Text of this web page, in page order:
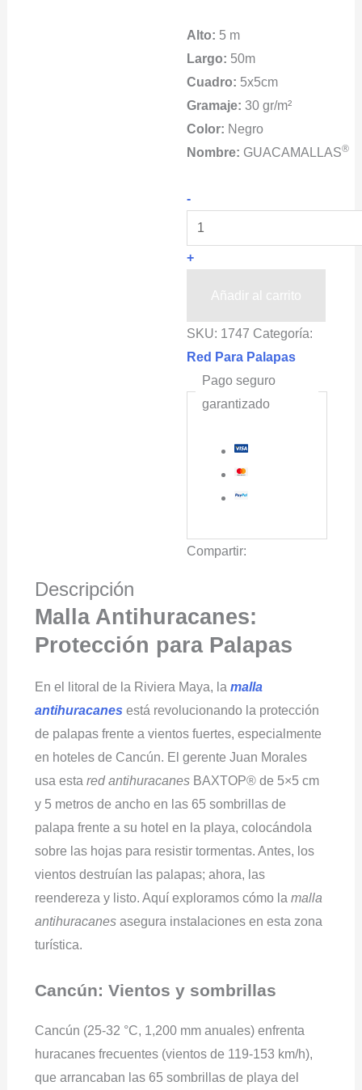
Alto: 5 m
Largo: 50m
Cuadro: 5x5cm
Gramaje: 30 gr/m²
Color: Negro
Nombre: GUACAMALLAS®
-BAXTOP®
Malla
Antihuracanes
5x50m
5x5cm
+
Añadir al carrito
SKU: 1747 Categoría:
Red Para Palapas
Pago seguro
garantizado
Compartir:
Descripción
Malla Antihuracanes:
Protección para Palapas
En el litoral de la Riviera Maya, la malla
antihuracanes está revolucionando la protección
de palapas frente a vientos fuertes, especialmente
en hoteles de Cancún. El gerente Juan Morales
usa esta red antihuracanesBAXTOP® de 5×5 cm
y 5 metros de ancho en las 65 sombrillas de
palapa frente a su hotel en la playa, colocándola
sobre las hojas para resistir tormentas. Antes, los
vientos destruían las palapas; ahora, las
reendereza y listo. Aquí exploramos cómo la malla
antihuracanesasegura instalaciones en esta zona
turística.
Cancún: Vientos y sombrillas
Cancún (25-32 °C, 1,200 mm anuales) enfrenta
huracanes frecuentes (vientos de 119-153 km/h),
que arrancaban las 65 sombrillas de playa del